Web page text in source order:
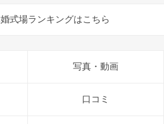
式場ランキングはこちら
写真・動画
口コミ